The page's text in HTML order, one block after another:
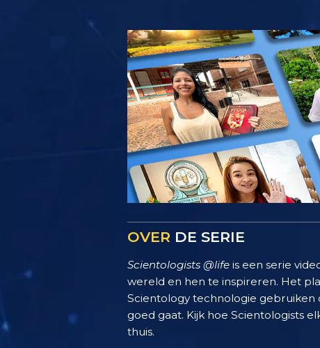
OVER DE SERIE
Scientologists @life is een serie
wereld en hen te inspireren. Het
Scientology technologie
goed gaat. Kijk hoe Scientologists
thuis.